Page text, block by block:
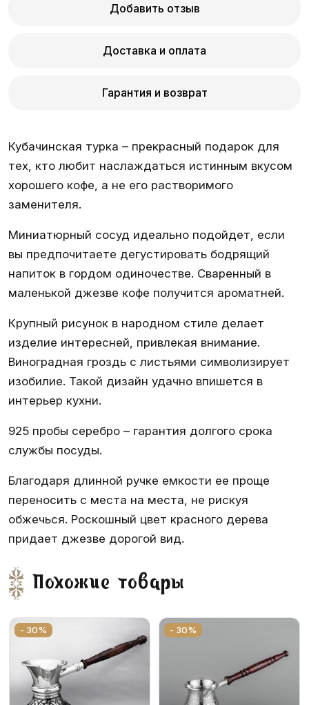
Добавить отзыв
Доставка и оплата
Гарантия и возврат
Кубачинская турка – прекрасный подарок для
тех, кто любит наслаждаться истинным вкусом
хорошего кофе, а не его растворимого
заменителя.
Миниатюрный сосуд идеально подойдет, если
вы предпочитаете дегустировать бодрящий
напиток в гордом одиночестве. Сваренный в
маленькой джезве кофе получится ароматней.
Крупный рисунок в народном стиле делает
изделие интересней, привлекая внимание.
Виноградная гроздь с листьями символизирует
изобилие. Такой дизайн удачно впишется в
интерьер кухни.
925 пробы серебро – гарантия долгого срока
службы посуды.
Благодаря длинной ручке емкости ее проще
переносить с места на места, не рискуя
обжечься. Роскошный цвет красного дерева
придает джезве дорогой вид.
Похожие товары
- 30% - 30%